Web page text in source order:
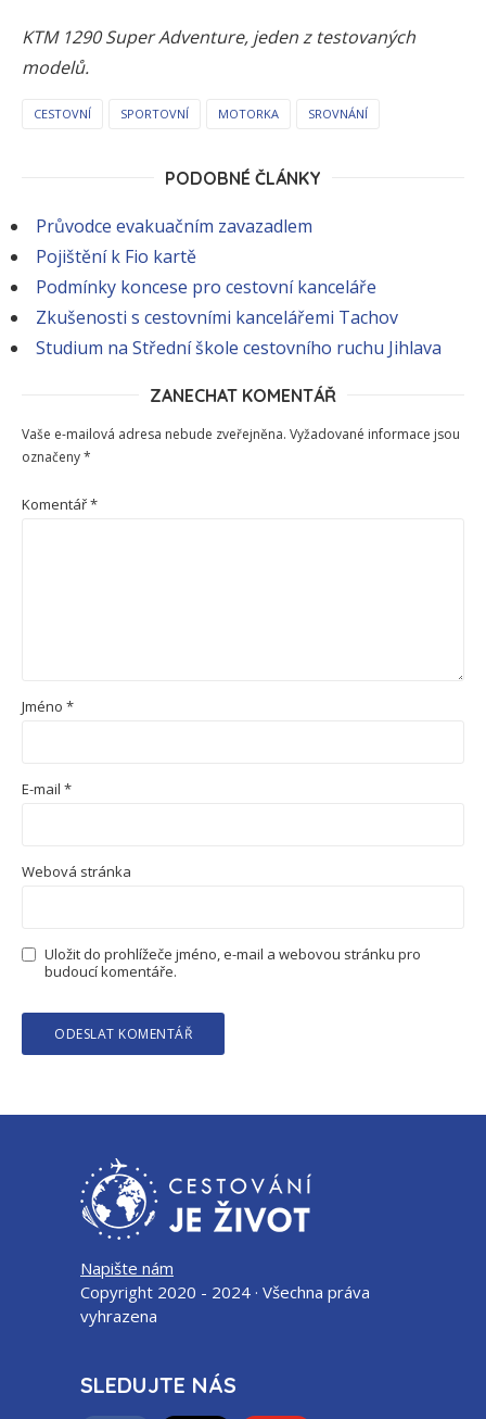
KTM 1290 Super Adventure, jeden z testovaných
modelů.
CESTOVNÍ SPORTOVNÍ MOTORKA SROVNÁNÍ
PODOBNÉ ČLÁNKY
Průvodce evakuačním zavazadlem
Pojištění k Fio kartě
Podmínky koncese pro cestovní kanceláře
Zkušenosti s cestovními kancelářemi Tachov
Studium na Střední škole cestovního ruchu Jihlava
ZANECHAT KOMENTÁŘ
Vaše e-mailová adresa nebude zveřejněna. Vyžadované informace jsou
označeny*
Komentář*
Jméno *
E-mail *
Webová stránka
Uložit do prohlížeče jméno, e-mail a webovou stránku pro
budoucí komentáře.
Napište nám
Copyright 2020 - 2024 · Všechna práva
vyhrazena
SLEDUJTE NÁS